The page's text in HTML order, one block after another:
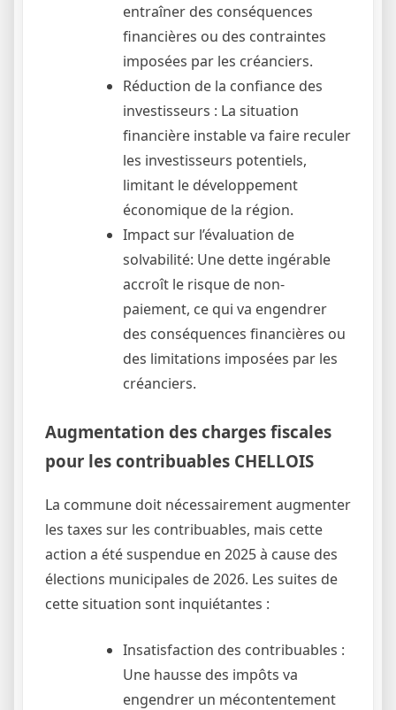
entraîner des conséquences
financières ou des contraintes
imposées par les créanciers.
Réduction de la confiance des
investisseurs : La situation
financière instable va faire reculer
les investisseurs potentiels,
limitant le développement
économique de la région.
Impact sur l’évaluation de
solvabilité: Une dette ingérable
accroît le risque de non-
paiement, ce qui va engendrer
des conséquences financières ou
des limitations imposées par les
créanciers.
Augmentation des charges fiscales
pour les contribuables CHELLOIS
La commune doit nécessairement augmenter
les taxes sur les contribuables, mais cette
action a été suspendue en 2025 à cause des
élections municipales de 2026. Les suites de
cette situation sont inquiétantes :
Insatisfaction des contribuables :
Une hausse des impôts va
engendrer un mécontentement